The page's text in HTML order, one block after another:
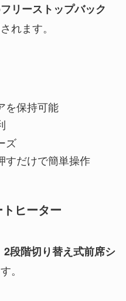
フリーストップバック
れます。
を保持可能
ズ
すだけで簡単操作
ヒーター
2段階切り替え式前席シ
。